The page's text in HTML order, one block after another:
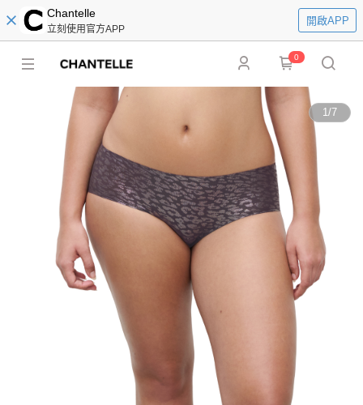
Chantelle
立刻使用官方APP
開啟APP
0
1/7